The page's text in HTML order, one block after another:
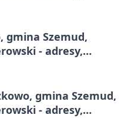
gmina Szemud,
- adresy,
gmina Szemud,
- adresy,